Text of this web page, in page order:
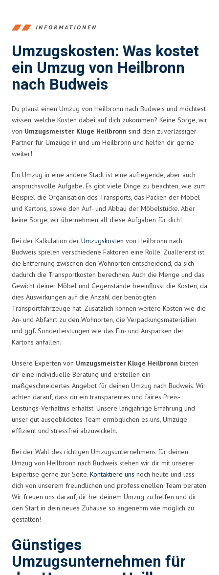
INFORMATIONEN
Umzugskosten: Was kostet
ein Umzug von Heilbronn
nach Budweis
Du planst einen Umzug von Heilbronn nach Budweis und möchtest
wissen, welche Kosten dabei auf dich zukommen? Keine Sorge, wir
von Umzugsmeister Kluge Heilbronn sind dein zuverlässiger
Partner für Umzüge in und um Heilbronn und helfen dir gerne
weiter!
Ein Umzug in eine andere Stadt ist eine aufregende, aber auch
anspruchsvolle Aufgabe. Es gibt viele Dinge zu beachten, wie zum
Beispiel die Organisation des Transports, das Packen der Möbel
und Kartons, sowie den Auf- und Abbau der Möbelstücke. Aber
keine Sorge, wir übernehmen all diese Aufgaben für dich!
Bei der Kalkulation der Umzugskosten von Heilbronn nach
Budweis spielen verschiedene Faktoren eine Rolle. Zuallererst ist
die Entfernung zwischen den Wohnorten entscheidend, da sich
dadurch die Transportkosten berechnen. Auch die Menge und das
Gewicht deiner Möbel und Gegenstände beeinflusst die Kosten, da
dies Auswirkungen auf die Anzahl der benötigten
Transportfahrzeuge hat. Zusätzlich können weitere Kosten wie die
An- und Abfahrt zu den Wohnorten, die Verpackungsmaterialien
und ggf. Sonderleistungen wie das Ein- und Auspacken der
Kartons anfallen.
Unsere Experten von Umzugsmeister Kluge Heilbronn bieten
dir eine individuelle Beratung und erstellen ein
maßgeschneidertes Angebot für deinen Umzug nach Budweis. Wir
achten darauf, dass du ein transparentes und faires Preis-
Leistungs-Verhältnis erhältst. Unsere langjährige Erfahrung und
unser gut ausgebildetes Team ermöglichen es uns, Umzüge
effizient und stressfrei abzuwickeln.
Bei der Wahl des richtigen Umzugsunternehmens für deinen
Umzug von Heilbronn nach Budweis stehen wir dir mit unserer
Expertise gerne zur Seite. Kontaktiere uns noch heute und lass
dich von unserem freundlichen und professionellen Team beraten.
Wir freuen uns darauf, dir bei deinem Umzug zu helfen und dir
den Start in dein neues Zuhause so angenehm wie möglich zu
gestalten!
Günstiges
Umzugsunternehmen für